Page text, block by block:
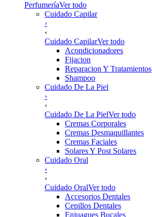
PerfumeríaVer todo
Cuidado Capilar
›
‹
Cuidado CapilarVer todo
Acondicionadores
Fijacion
Reparacion Y Tratamientos
Shampoo
Cuidado De La Piel
›
‹
Cuidado De La PielVer todo
Cremas Corporales
Cremas Desmaquillantes
Cremas Faciales
Solares Y Post Solares
Cuidado Oral
›
‹
Cuidado OralVer todo
Accesorios Dentales
Cepillos Dentales
Enjuagues Bucales